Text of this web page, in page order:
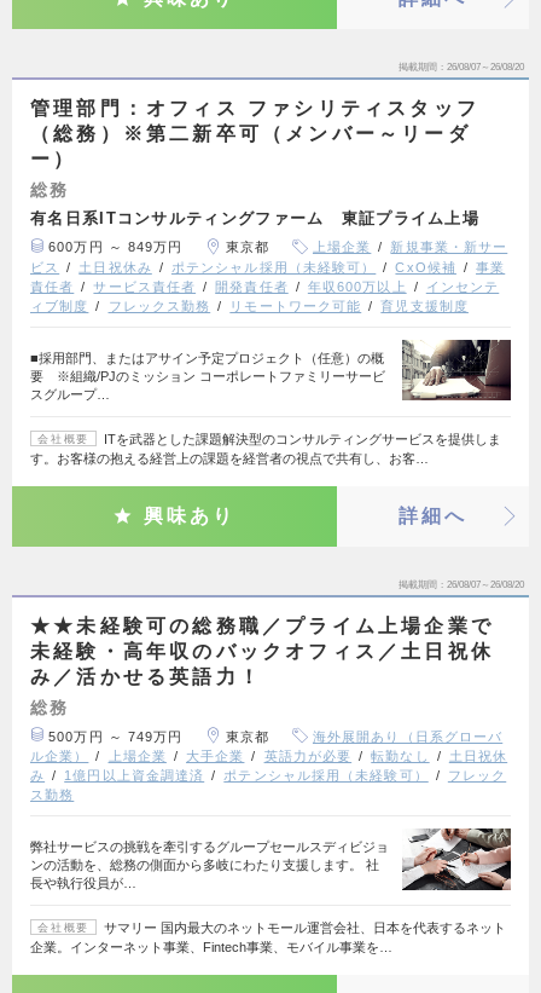
掲載期間 26/08/07～26/08/20
管理部門：オフィス ファシリティスタッフ
（総務）※第二新卒可（メンバー～リーダ
ー）
総務
有名日系ITコンサルティングファーム 東証プライム上場
600万円 ～ 849万円 東京都 上場企業
新規事業・新サー
ビス
土日祝休み ポテンシャル採用（未経験可） CxO候補
事業
責任者
サービス責任者 開発責任者 年収600万以上
インセンテ
ィブ制度
フレックス勤務 リモートワーク可能 育児支援制度
■採用部門、またはアサイン予定プロジェクト（任意）の概
要 ※組織/PJのミッション コーポレートファミリーサービ
スグループ…
会社概要
ITを武器とした課題解決型のコンサルティングサービスを提供しま
す。お客様の抱える経営上の課題を経営者の視点で共有し、お客…
興味あり 詳細へ
掲載期間 26/08/07～26/08/20
★★未経験可の総務職／プライム上場企業で
未経験・高年収のバックオフィス／土日祝休
み／活かせる英語力！
総務
500万円 ～ 749万円 東京都
海外展開あり（日系グローバ
ル企業）
上場企業 大手企業 英語力が必要 転勤なし
土日祝休
み
1億円以上資金調達済 ポテンシャル採用（未経験可）
フレック
ス勤務
弊社サービスの挑戦を牽引するグループセールスディビジョ
ンの活動を、総務の側面から多岐にわたり支援します。 社
長や執行役員が…
会社概要
サマリー 国内最大のネットモール運営会社、日本を代表するネット
企業。インターネット事業、Fintech事業、モバイル事業を…